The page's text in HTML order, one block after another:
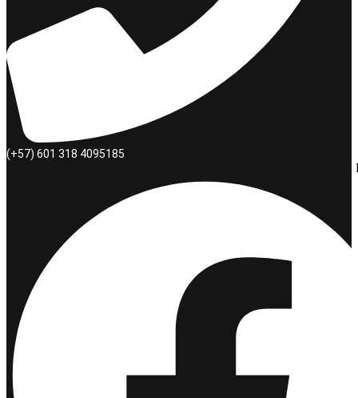
(+57) 601 318 4095185